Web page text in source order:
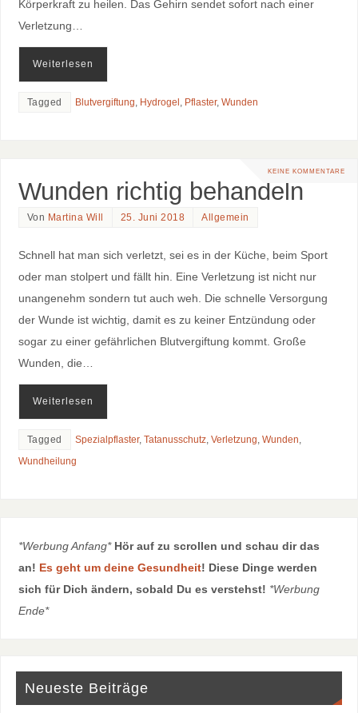
Körperkraft zu heilen. Das Gehirn sendet sofort nach einer
Verletzung…
Weiterlesen
Tagged Blutvergiftung Hydrogel Pflaster, Wunden
KEINE KOMMENTARE
Wunden richtig behandeln
Von Martina Will 25. Juni 2018 Allgemein
Schnell hat man sich verletzt, sei es in der Küche, beim Sport
oder man stolpert und fällt hin. Eine Verletzung ist nicht nur
unangenehm sondern tut auch weh. Die schnelle Versorgung
der Wunde ist wichtig, damit es zu keiner Entzündung oder
sogar zu einer gefährlichen Blutvergiftung kommt. Große
Wunden, die…
Weiterlesen
Tagged Spezialpflaster, Tatanusschutz, Verletzung Wunden
Wundheilung
*Werbung Anfang* Hör auf zu scrollen und schau dir das
an! Es geht um deine Gesundheit! Diese Dinge werden
sich für Dich ändern, sobald Du es verstehst! *Werbung
Ende*
Neueste Beiträge